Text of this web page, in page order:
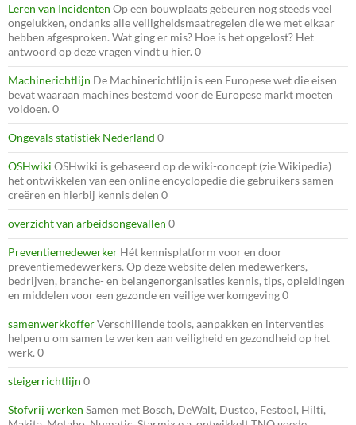
Leren van Incidenten Op een bouwplaats gebeuren nog steeds veel
ongelukken, ondanks alle veiligheidsmaatregelen die we met elkaar
hebben afgesproken. Wat ging er mis? Hoe is het opgelost? Het
antwoord op deze vragen vindt u hier. 0
Machinerichtlijn De Machinerichtlijn is een Europese wet die eisen
bevat waaraan machines bestemd voor de Europese markt moeten
voldoen. 0
Ongevals statistiek Nederland 0
OSHwiki OSHwiki is gebaseerd op de wiki-concept (zie Wikipedia)
het ontwikkelen van een online encyclopedie die gebruikers samen
creëren en hierbij kennis delen 0
overzicht van arbeidsongevallen 0
Preventiemedewerker Hét kennisplatform voor en door
preventiemedewerkers. Op deze website delen medewerkers,
bedrijven, branche- en belangenorganisaties kennis, tips, opleidingen
en middelen voor een gezonde en veilige werkomgeving 0
samenwerkkofferVerschillende tools, aanpakken en interventies
helpen u om samen te werken aan veiligheid en gezondheid op het
werk. 0
steigerrichtlijn 0
Stofvrij werken Samen met Bosch, DeWalt, Dustco, Festool, Hilti,